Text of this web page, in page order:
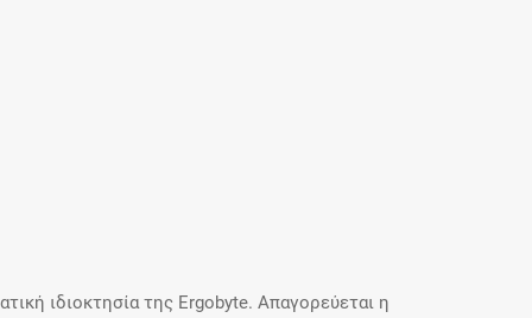
ιδιοκτησία της Ergobyte. Απαγορεύεται η